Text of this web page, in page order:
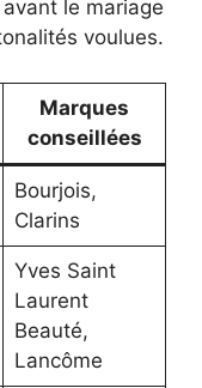
le mariage
voulues.
Marques
conseillées
Bourjois,
Clarins
Yves Saint
Laurent
Beauté,
Lancôme